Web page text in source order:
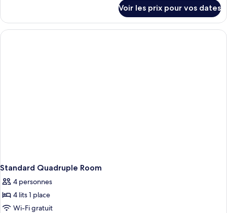
le
type
de
Voir les prix pour vos dates
Standard Quadruple Room
4 personnes
4 lits 1 place
Wi-Fi gratuit